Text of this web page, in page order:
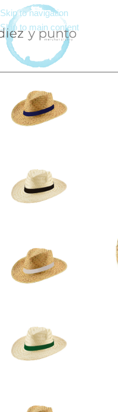
Skip to navigation
Skip to main content